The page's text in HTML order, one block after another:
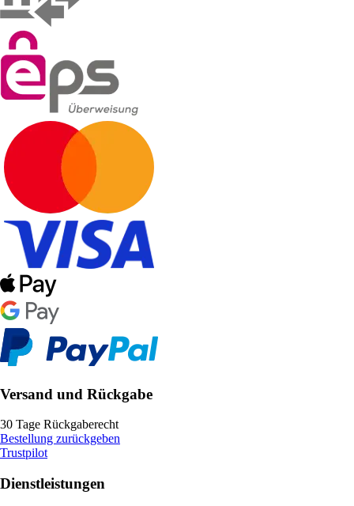
Versand und Rückgabe
30 Tage Rückgaberecht
Bestellung zurückgeben
Trustpilot
Dienstleistungen